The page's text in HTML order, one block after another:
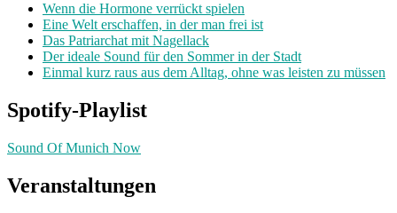
Wenn die Hormone verrückt spielen
Eine Welt erschaffen, in der man frei ist
Das Patriarchat mit Nagellack
Der ideale Sound für den Sommer in der Stadt
Einmal kurz raus aus dem Alltag, ohne was leisten zu müssen
Spotify-Playlist
Sound Of Munich Now
Veranstaltungen